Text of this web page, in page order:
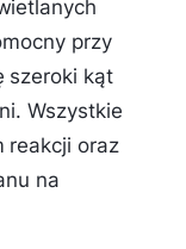
przy
szeroki kąt
Wszystkie
reakcji oraz
na